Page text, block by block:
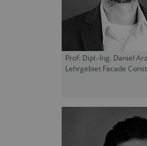
Prof. Dipl.-Ing. Daniel
Lehrgebiet Facade